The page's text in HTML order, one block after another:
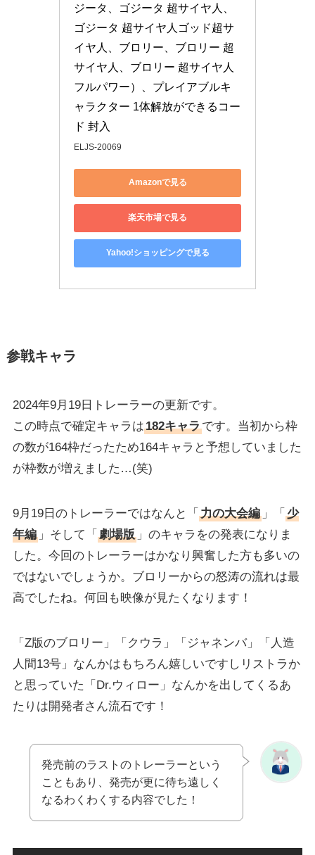
ジータ、ゴジータ 超サイヤ人、
ゴジータ 超サイヤ人ゴッド超サ
イヤ人、ブロリー、ブロリー 超
サイヤ人、ブロリー 超サイヤ人
フルパワー）、プレイアブルキ
ャラクター 1体解放ができるコー
ド 封入
ELJS-20069
Amazonで見る
楽天市場で見る
Yahoo!ショッピングで見る
参戦キャラ
2024年9月19日トレーラーの更新です。
この時点で確定キャラは182キャラです。当初から枠
の数が164枠だったため164キャラと予想していました
が枠数が増えました…(笑)
9月19日のトレーラーではなんと「 力の大会編」「 少
年編」そして「 劇場版」のキャラをの発表になりま
した。今回のトレーラーはかなり興奮した方も多いの
ではないでしょうか。ブロリーからの怒涛の流れは最
高でしたね。何回も映像が見たくなります！
「Z版のブロリー」「クウラ」「ジャネンバ」「人造
人間13号」なんかはもちろん嬉しいですしリストラか
と思っていた「Dr.ウィロー」なんかを出してくるあ
たりは開発者さん流石です！
発売前のラストのトレーラーという
こともあり、発売が更に待ち遠しく
なるわくわくする内容でした！